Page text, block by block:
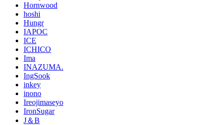
Hornwood
hoshi
Hungr
IAPOC
ICE
ICHICO
Ima
INAZUMA.
IngSook
inkey
inono
Ireojimaseyo
IronSugar
J＆B